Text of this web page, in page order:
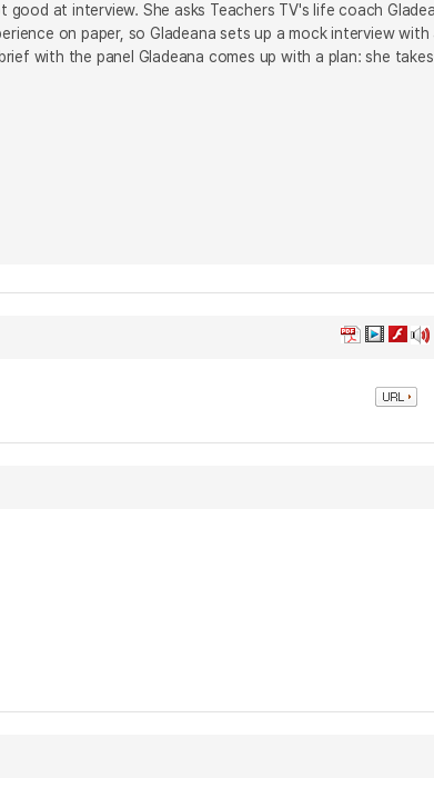
at interview. She asks Teachers TV's life coach
on paper, so Gladeana sets up a mock interview with
with the panel Gladeana comes up with a plan: she takes